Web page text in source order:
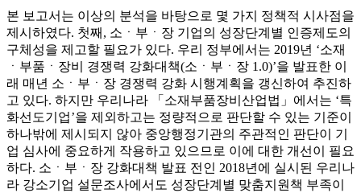
본 보고서는 이상의 분석을 바탕으로 몇 가지 정책적 시사점을
제시하였다. 첫째, 소ㆍ부ㆍ장 기업의 성장단계별 인증제도의
구체성을 제고할 필요가 있다. 우리 정부에서는 2019년 ‘소재
ㆍ부품ㆍ장비 경쟁력 강화대책(소ㆍ부ㆍ장 1.0)’을 발표한 이
래 매년 소ㆍ부ㆍ장 경쟁력 강화 시행계획을 갱신하여 추진하
고 있다. 하지만 우리나라 「소재부품장비산업법」에서는 ‘특
화선도기업’을 제외하고는 정량적으로 판단할 수 있는 기준이
하나밖에 제시되지 않아 중앙행정기관의 주관적인 판단이 기
업 심사에 중요하게 작용하고 있으므로 이에 대한 개선이 필요
하다. 소ㆍ부ㆍ장 강화대책 발표 전인 2018년에 실시된 우리나
라 강소기업 설문조사에서도 성장단계별 맞춤지원책 부족이